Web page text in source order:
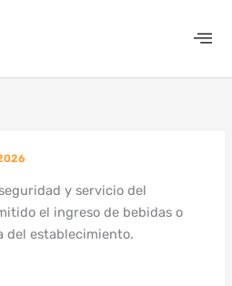
y servicio del
el ingreso de bebidas o
del establecimiento.